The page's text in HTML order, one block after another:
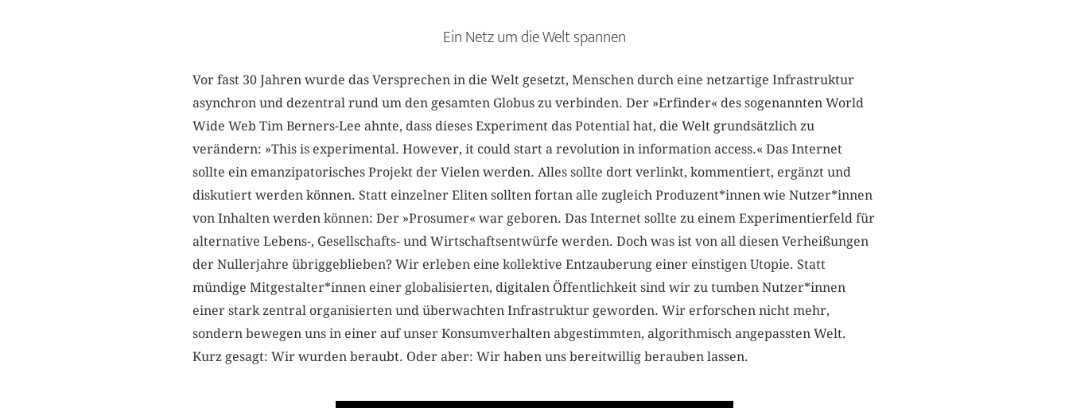
Ein Netz um die Welt spannen
Vor fast 30 Jahren wurde das Versprechen in die Welt gesetzt, Menschen durch eine netzartige Infrastruktur
asynchron und dezentral rund um den gesamten Globus zu verbinden. Der »Erfinder« des sogenannten World
Wide Web Tim Berners-Lee ahnte, dass dieses Experiment das Potential hat, die Welt grundsätzlich zu
verändern: »This is experimental. However, it could start a revolution in information access.« Das Internet
sollte ein emanzipatorisches Projekt der Vielen werden. Alles sollte dort verlinkt, kommentiert, ergänzt und
diskutiert werden können. Statt einzelner Eliten sollten fortan alle zugleich Produzent*innen wie Nutzer*innen
von Inhalten werden können: Der »Prosumer« war geboren. Das Internet sollte zu einem Experimentierfeld für
alternative Lebens-, Gesellschafts- und Wirtschaftsentwürfe werden. Doch was ist von all diesen Verheißungen
der Nullerjahre übriggeblieben? Wir erleben eine kollektive Entzauberung einer einstigen Utopie. Statt
mündige Mitgestalter*innen einer globalisierten, digitalen Öffentlichkeit sind wir zu tumben Nutzer*innen
einer stark zentral organisierten und überwachten Infrastruktur geworden. Wir erforschen nicht mehr,
sondern bewegen uns in einer auf unser Konsumverhalten abgestimmten, algorithmisch angepassten Welt.
Kurz gesagt: Wir wurden beraubt. Oder aber: Wir haben uns bereitwillig berauben lassen.